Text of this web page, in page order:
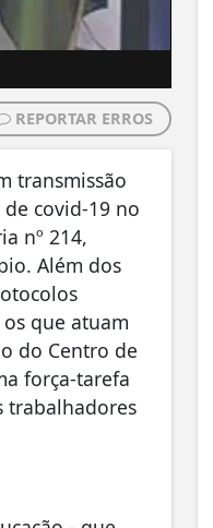
REPORTAR ERROS
transmissão
covid-19 no
nº 214,
Além dos
que atuam
do Centro de
força-tarefa
trabalhadores